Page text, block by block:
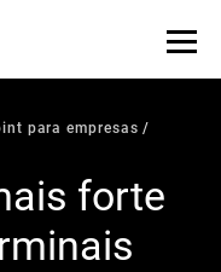
para empresas
forte